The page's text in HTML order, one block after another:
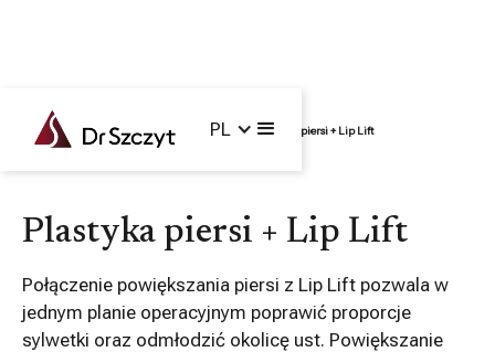
PL
Główna / Zabiegi /Operacje łączone /Plastyka piersi + Lip Lift
Plastyka piersi + Lip Lift
Połączenie powiększania piersi z Lip Lift pozwala w
jednym planie operacyjnym poprawić proporcje
sylwetki oraz odmłodzić okolicę ust. Powiększanie